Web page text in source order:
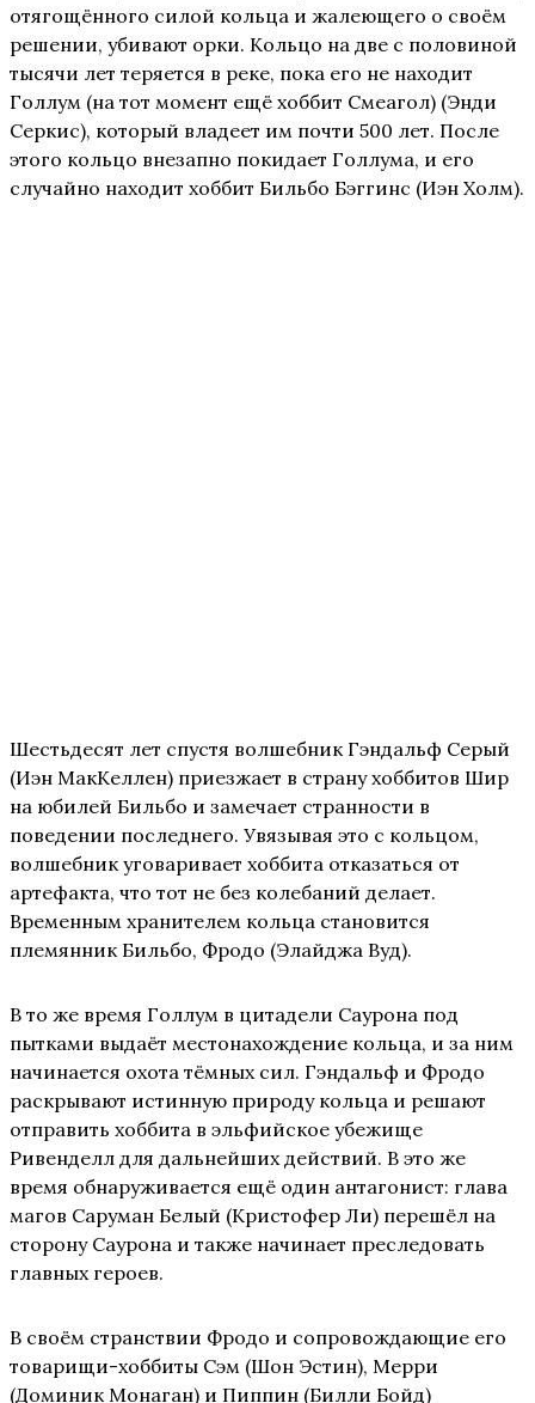
отягощённого силой кольца и жалеющего о своём
решении, убивают орки. Кольцо на две с половиной
тысячи лет теряется в реке, пока его не находит
Голлум (на тот момент ещё хоббит Смеагол) (Энди
Серкис), который владеет им почти 500 лет. После
этого кольцо внезапно покидает Голлума, и его
случайно находит хоббит Бильбо Бэггинс (Иэн Холм).
Шестьдесят лет спустя волшебник Гэндальф Серый
(Иэн МакКеллен) приезжает в страну хоббитов Шир
на юбилей Бильбо и замечает странности в
поведении последнего. Увязывая это с кольцом,
волшебник уговаривает хоббита отказаться от
артефакта, что тот не без колебаний делает.
Временным хранителем кольца становится
племянник Бильбо, Фродо (Элайджа Вуд).
В то же время Голлум в цитадели Саурона под
пытками выдаёт местонахождение кольца, и за ним
начинается охота тёмных сил. Гэндальф и Фродо
раскрывают истинную природу кольца и решают
отправить хоббита в эльфийское убежище
Ривенделл для дальнейших действий. В это же
время обнаруживается ещё один антагонист: глава
магов Саруман Белый (Кристофер Ли) перешёл на
сторону Саурона и также начинает преследовать
главных героев.
В своём странствии Фродо и сопровождающие его
товарищи-хоббиты Сэм (Шон Эстин), Мерри
(Доминик Монаган) и Пиппин (Билли Бойд)